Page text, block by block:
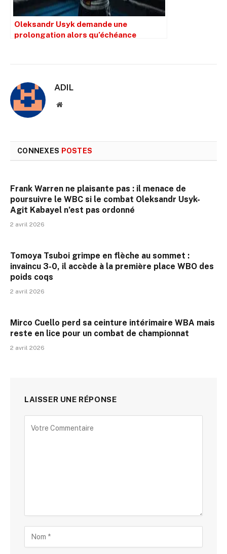
Oleksandr Usyk demande une
prolongation alors qu’échéance
ADIL
Site
CONNEXES POSTES
Frank Warren ne plaisante pas : il menace de
poursuivre le WBC si le combat Oleksandr Usyk-
Agit Kabayel n’est pas ordonné
2 avril 2026
Tomoya Tsuboi grimpe en flèche au sommet :
invaincu 3-0, il accède à la première place WBO des
poids coqs
2 avril 2026
Mirco Cuello perd sa ceinture intérimaire WBA mais
reste en lice pour un combat de championnat
2 avril 2026
LAISSER UNE RÉPONSE